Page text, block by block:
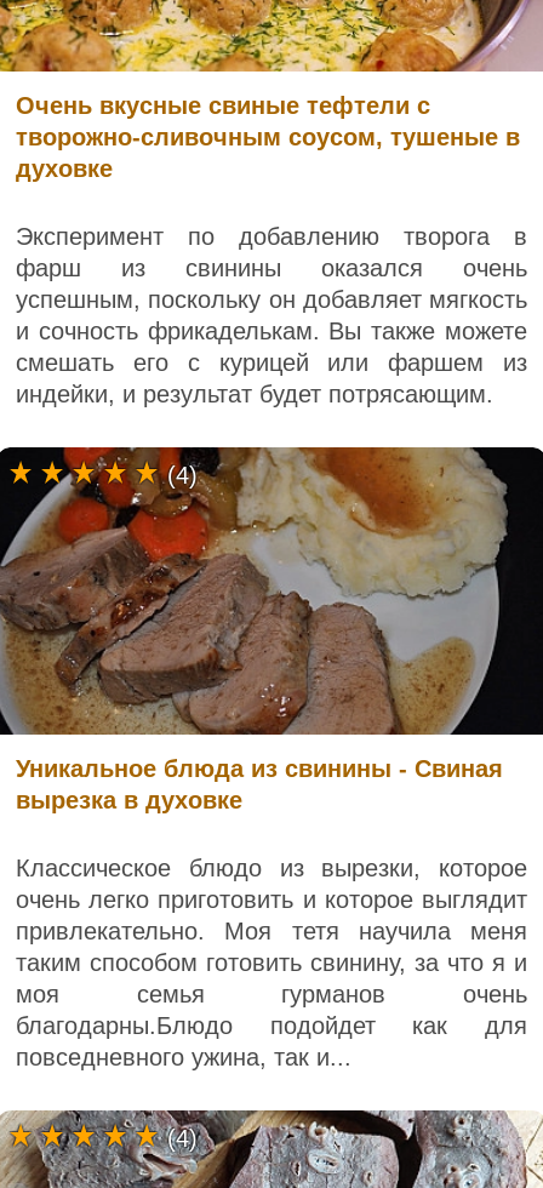
Очень вкусные свиные тефтели с
творожно-сливочным соусом, тушеные в
духовке
Эксперимент по добавлению творога в
фарш из свинины оказался очень
успешным, поскольку он добавляет мягкость
и сочность фрикаделькам. Вы также можете
смешать его с курицей или фаршем из
индейки, и результат будет потрясающим.
Уникальное блюда из свинины - Свиная
вырезка в духовке
Классическое блюдо из вырезки, которое
очень легко приготовить и которое выглядит
привлекательно. Моя тетя научила меня
таким способом готовить свинину, за что я и
моя семья гурманов очень
благодарны.Блюдо подойдет как для
повседневного ужина, так и...
(4)
(4)